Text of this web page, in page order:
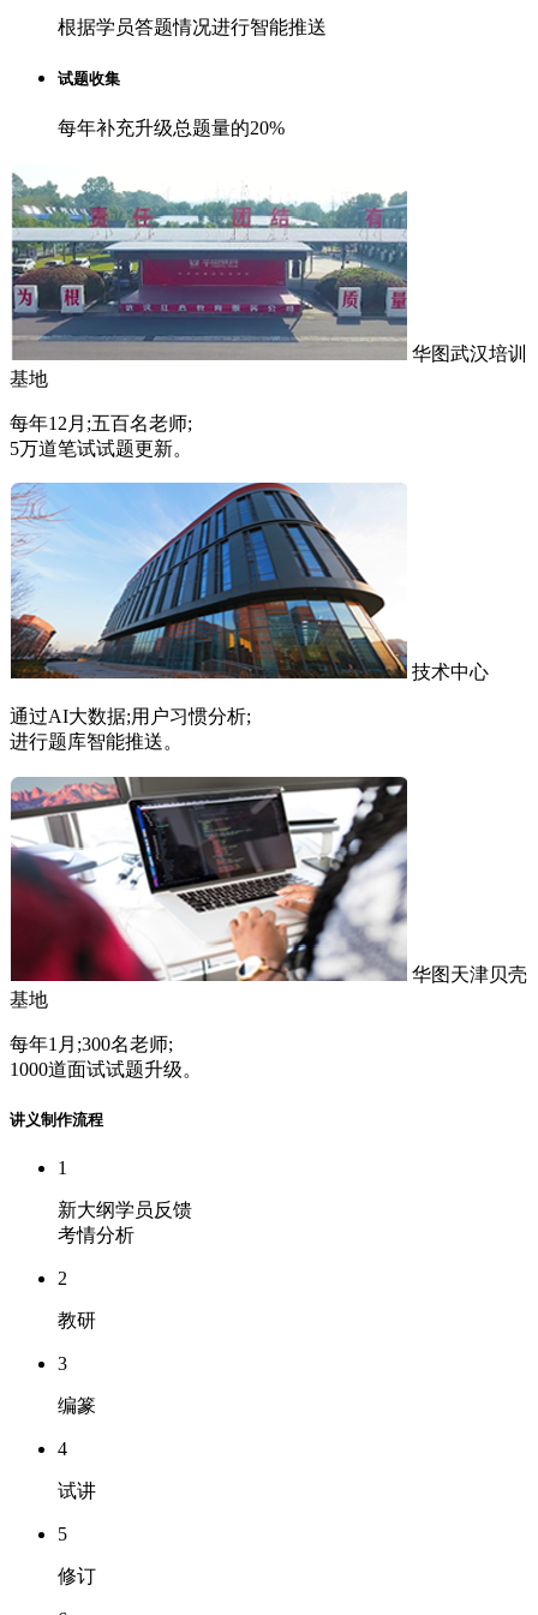
根据学员答题情况进行智能推送
试题收集
每年补充升级总题量的20%
华图武汉培训
基地
每年12月;五百名老师;
5万道笔试试题更新。
技术中心
通过AI大数据;用户习惯分析;
进行题库智能推送。
华图天津贝壳
基地
每年1月;300名老师;
1000道面试试题升级。
讲义制作流程
1
新大纲学员反馈
考情分析
2
教研
3
编篆
4
试讲
5
修订